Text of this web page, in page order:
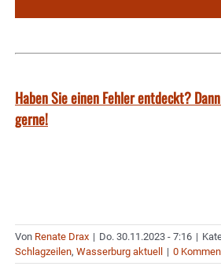
Haben Sie einen Fehler entdeckt?
gerne!
Von Renate Drax | Do. 30.11.2023 - 7:16 |
Schlagzeilen, Wasserburg aktuell | 0